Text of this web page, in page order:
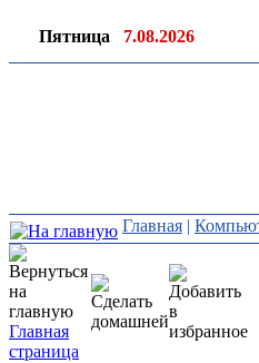
Пятница 7.08.2026
Главная |
Главная
страница